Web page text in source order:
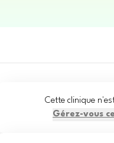
Cette clinique
Gérez-vous